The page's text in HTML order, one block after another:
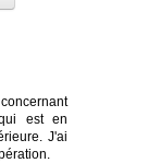
est en
J'ai